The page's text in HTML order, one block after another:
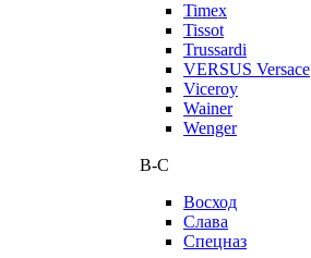
Timex
Tissot
Trussardi
VERSUS Versace
Viceroy
Wainer
Wenger
В-С
Восход
Слава
Спецназ